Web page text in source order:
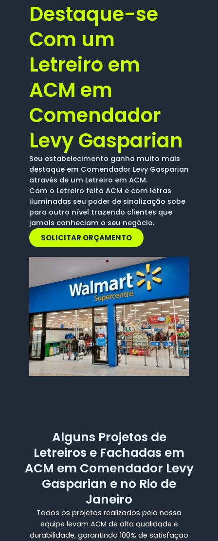
Destaque-se
Com um
Letreiro em
ACM em
Comendador
Levy Gasparian
Seu estabelecimento ganha muito mais
destaque em Comendador Levy Gasparian
através de um Letreiro em ACM.
Com o Letreiro feito ACM e com letras
iluminadas seu poder de sinalização sobe
para outro nível trazendo clientes que
jamais conheciam o seu negócio.
SOLICITAR ORÇAMENTO
Alguns Projetos de
Letreiros e Fachadas em
ACM em Comendador Levy
Gasparian e no Rio de
Janeiro
Todos os projetos realizados pela nossa
equipe levam ACM de alta qualidade e
durabilidade, garantindo 100% de satisfação